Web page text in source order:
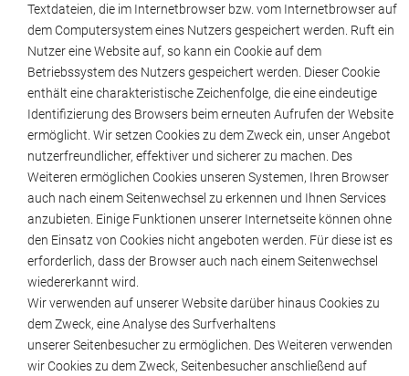
Textdateien, die im Internetbrowser bzw. vom Internetbrowser auf
dem Computersystem eines Nutzers gespeichert werden. Ruft ein
Nutzer eine Website auf, so kann ein Cookie auf dem
Betriebssystem des Nutzers gespeichert werden. Dieser Cookie
enthält eine charakteristische Zeichenfolge, die eine eindeutige
Identifizierung des Browsers beim erneuten Aufrufen der Website
ermöglicht. Wir setzen Cookies zu dem Zweck ein, unser Angebot
nutzerfreundlicher, effektiver und sicherer zu machen. Des
Weiteren ermöglichen Cookies unseren Systemen, Ihren Browser
auch nach einem Seitenwechsel zu erkennen und Ihnen Services
anzubieten. Einige Funktionen unserer Internetseite können ohne
den Einsatz von Cookies nicht angeboten werden. Für diese ist es
erforderlich, dass der Browser auch nach einem Seitenwechsel
wiedererkannt wird.
Wir verwenden auf unserer Website darüber hinaus Cookies zu
dem Zweck, eine Analyse des Surfverhaltens
unserer Seitenbesucher zu ermöglichen. Des Weiteren verwenden
wir Cookies zu dem Zweck, Seitenbesucher anschließend auf